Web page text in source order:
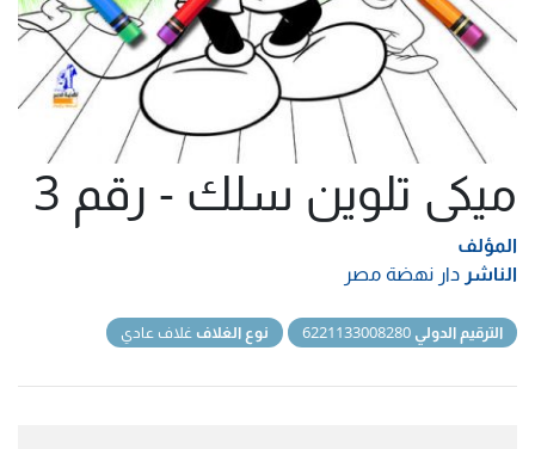
ميكى تلوين سلك - رقم 3
المؤلف
الناشر دار نهضة مصر
الترقيم الدولي نوع الغلاف غلاف عادي